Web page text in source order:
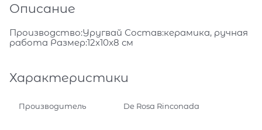
Описание
Производство:Уругвай Состав:керамика, ручная
работа Размер:12x10x8 см
Характеристики
Производитель De Rosa Rinconada